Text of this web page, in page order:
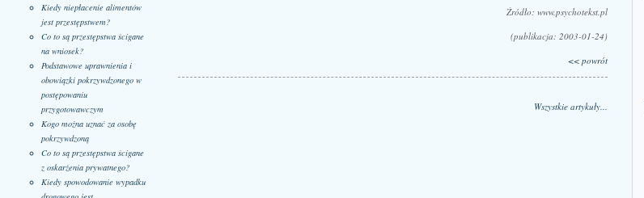
Kiedy niepłacenie alimentów
jest przestępstwem?
Co to są przestępstwa ścigane
na wniosek?
Podstawowe uprawnienia i
obowiązki pokrzywdzonego w
postępowaniu
przygotowawczym
Kogo można uznać za osobę
pokrzywdzoną
Co to są przestępstwa ścigane
z oskarżenia prywatnego?
Kiedy spowodowanie wypadku
Źródło: www.psychotekst.pl
(publikacja: 2003-01-24)
<< powrót
Wszystkie artykuły...